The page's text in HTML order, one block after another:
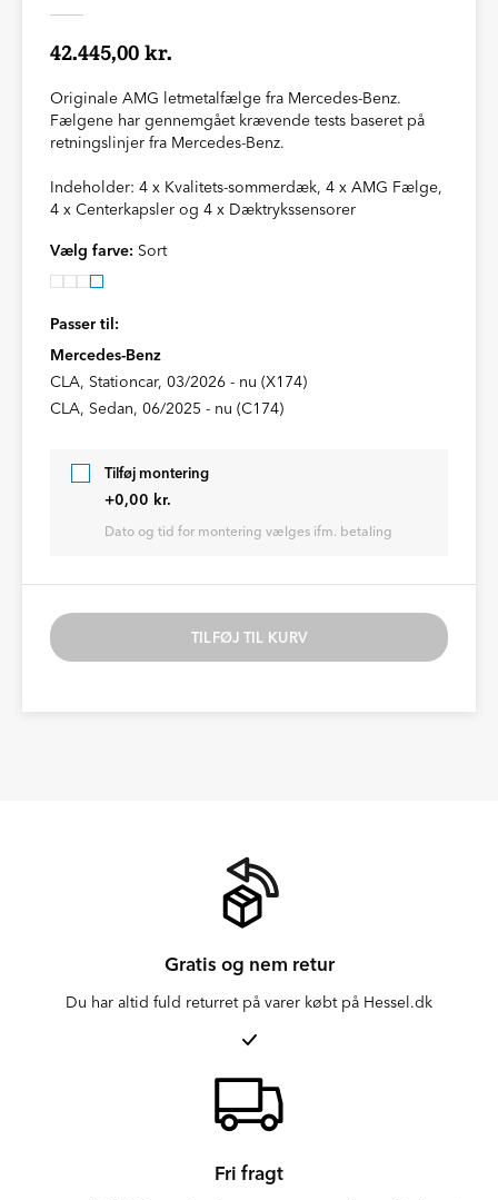
42.445,00 kr.
Originale AMG letmetalfælge fra Mercedes-Benz.
Fælgene har gennemgået krævende tests baseret på
retningslinjer fra Mercedes-Benz.
Indeholder: 4 x Kvalitets-sommerdæk, 4 x AMG Fælge,
4 x Centerkapsler og 4 x Dæktrykssensorer
Vælg farve: Sort
Passer til:
Mercedes-Benz
CLA, Stationcar, 03/2026 - nu (X174)
CLA, Sedan, 06/2025 - nu (C174)
Tilføj montering
+0,00 kr.
Dato og tid for montering vælges ifm. betaling
TILFØJ TIL KURV
Gratis og nem retur
Du har altid fuld returret på varer købt på Hessel.dk
Fri fragt